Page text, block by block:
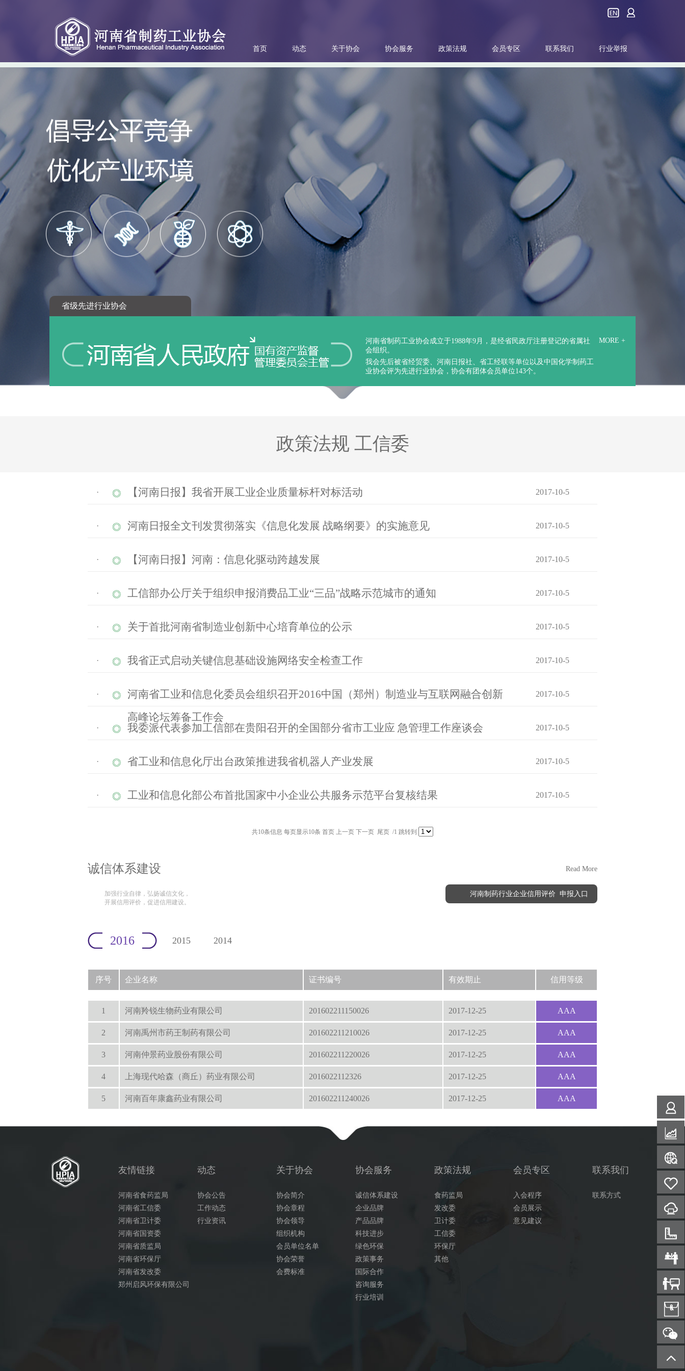
首页 动态
动态 协会公告 行业资讯
说医问药
关于协会
关于协会 协会简介 协会领导
组织机构
会费标准
协会服务
协会服务 诚信体系建设 产品品牌
科技进步
国际合作 行业培训
政策法规
政策法规 食药监局 卫计委
工信委
会员专区
会员专区 申请入会 会员展示
意见建议
联系我们
联系我们 联系方式
行业举报
省级先进行业协会
河南省制药工业协会成立于1988年9月，是经省民政厅注册登记的省属社
会组织。
我会先后被省经贸委、河南日报社、省工经联等单位以及中国化学制药工
业协会评为先进行业协会，协会有团体会员单位143个。
MORE +
政策法规 工信委
· 【河南日报】我省开展工业企业质量标杆对标活动 2017-10-5
· 河南日报全文刊发贯彻落实《信息化发展 战略纲要》的实施意见 2017-10-5
· 【河南日报】河南：信息化驱动跨越发展 2017-10-5
· 工信部办公厅关于组织申报消费品工业“三品”战略示范城市的通知 2017-10-5
· 关于首批河南省制造业创新中心培育单位的公示 2017-10-5
· 我省正式启动关键信息基础设施网络安全检查工作 2017-10-5
·
河南省工业和信息化委员会组织召开2016中国（郑州）制造业与互联网融合创新
高峰论坛筹备工作会
2017-10-5
· 我委派代表参加工信部在贵阳召开的全国部分省市工业应 急管理工作座谈会 2017-10-5
· 省工业和信息化厅出台政策推进我省机器人产业发展 2017-10-5
· 工业和信息化部公布首批国家中小企业公共服务示范平台复核结果 2017-10-5
共10条信息 每页显示10条 首页 上一页 下一页 尾页 /1 跳转到
诚信体系建设 Read More
加强行业自律，弘扬诚信文化，
开展信用评价，促进信用建设。
河南制药行业企业信用评价 申报入口
2016 2015 2014
序号 企业名称 证书编号 有效期止 信用等级
1 河南羚锐生物药业有限公司 201602211150026 2017-12-25 AAA
2 河南禹州市药王制药有限公司 201602211210026 2017-12-25 AAA
3 河南仲景药业股份有限公司 201602211220026 2017-12-25 AAA
4 上海现代哈森（商丘）药业有限公司 2016022112326 2017-12-25 AAA
5 河南百年康鑫药业有限公司 201602211240026 2017-12-25 AAA
友情链接
河南省食药监局
河南省工信委
河南省卫计委
河南省国资委
河南省质监局
河南省环保厅
河南省发改委
郑州启风环保有限公司
动态
协会公告
工作动态
行业资讯
关于协会
协会简介
协会章程
协会领导
组织机构
会员单位名单
协会荣誉
会费标准
协会服务
诚信体系建设
企业品牌
产品品牌
科技进步
绿色环保
政策事务
国际合作
咨询服务
行业培训
政策法规
食药监局
发改委
卫计委
工信委
环保厅
其他
会员专区
入会程序
会员展示
意见建议
联系我们
联系方式